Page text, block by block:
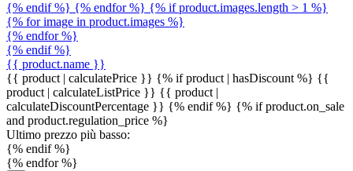
{% endif %} {% endfor %} {% if product.images.length > 1 %}
{% for image in product.images %}
{% endfor %}
{% endif %}
{{ product.name }}
{{ product | calculatePrice }} {% if product | hasDiscount %} {{
product | calculateListPrice }} {{ product |
calculateDiscountPercentage }} {% endif %} {% if product.on_sale
and product.regulation_price %}
Ultimo prezzo più basso:
{% endif %}
{% endfor %}